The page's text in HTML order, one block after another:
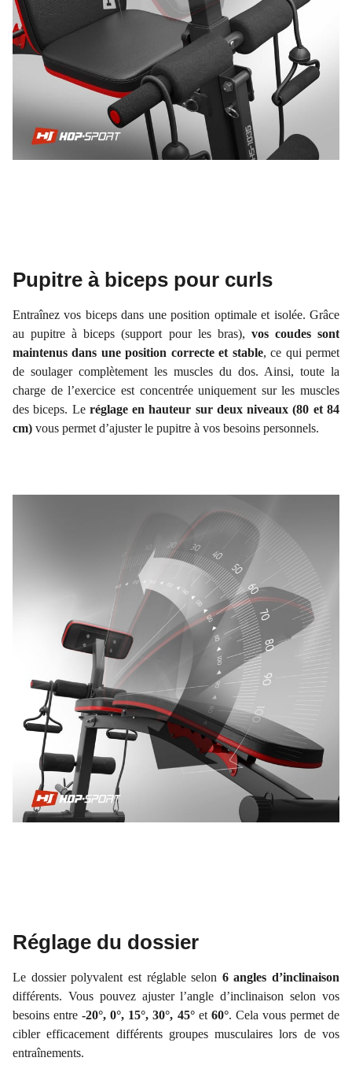
Pupitre à biceps pour curls
Entraînez vos biceps dans une position optimale et isolée. Grâce
au pupitre à biceps (support pour les bras), vos coudes sont
maintenus dans une position correcte et stable, ce qui permet
de soulager complètement les muscles du dos. Ainsi, toute la
charge de l’exercice est concentrée uniquement sur les muscles
des biceps. Le réglage en hauteur sur deux niveaux (80 et 84
cm) vous permet d’ajuster le pupitre à vos besoins personnels.
Réglage du dossier
Le dossier polyvalent est réglable selon 6 angles d’inclinaison
différents. Vous pouvez ajuster l’angle d’inclinaison selon vos
besoins entre-20°, 0°, 15°, 30°, 45° et 60°. Cela vous permet de
cibler efficacement différents groupes musculaires lors de vos
entraînements.